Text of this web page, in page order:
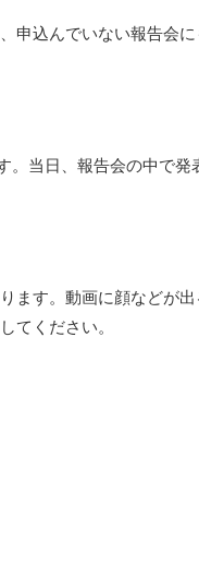
申込んでいない報告会
。当日、報告会の中で発
ます。動画に顔などが
てください。